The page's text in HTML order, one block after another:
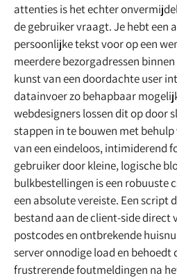
attenties is het echter
de gebruiker vraagt. Je hebt een
persoonlijke tekst voor op een
meerdere bezorgadressen
kunst van een doordachte user
datainvoer zo behapbaar
webdesigners lossen dit op door
stappen in te bouwen met
van een eindeloos, intimiderend
gebruiker door kleine, logische
bulkbestellingen is een
een absolute vereiste. Een script
bestand aan de client-side direct
postcodes en ontbrekende
server onnodige load en behoedt
frustrerende foutmeldingen na